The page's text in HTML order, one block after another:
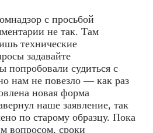
с просьбой
не так. Там
технические
задавайте
попробовали судиться с
нам не повезло — как раз
новая форма
наше заявление, так
по старому образцу. Пока
вопросом, сроки